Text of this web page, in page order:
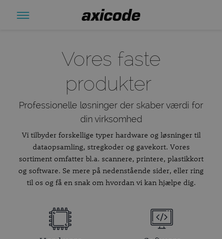
Vores faste
produkter
Professionelle løsninger der skaber værdi for
din virksomhed
Vi tilbyder forskellige typer hardware og løsninger til
dataopsamling, stregkoder og gavekort. Vores
sortiment omfatter bl.a. scannere, printere, plastikkort
og software. Se mere på nedenstående sider, eller ring
til os og få en snak om hvordan vi kan hjælpe dig.